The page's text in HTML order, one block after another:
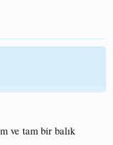
ve tam bir balık